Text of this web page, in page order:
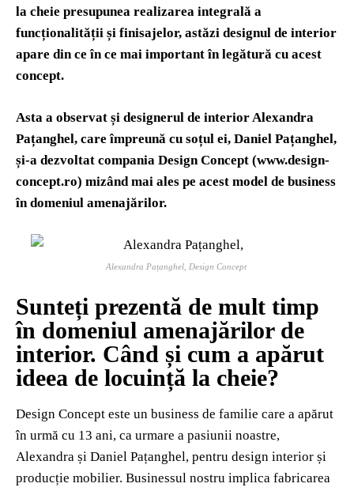
la cheie presupunea realizarea integrală a
funcționalității și finisajelor, astăzi designul de interior
apare din ce în ce mai important în legătură cu acest
concept.
Asta a observat și designerul de interior Alexandra
Pațanghel, care împreună cu soțul ei, Daniel Pațanghel,
și-a dezvoltat compania Design Concept (www.design-
concept.ro) mizând mai ales pe acest model de business
în domeniul amenajărilor.
Alexandra Pațanghel, Design Concept
Sunteți prezentă de mult timp
în domeniul amenajărilor de
interior. Când și cum a apărut
ideea de locuință la cheie?
Design Concept este un business de familie care a apărut
în urmă cu 13 ani, ca urmare a pasiunii noastre,
Alexandra și Daniel Pațanghel, pentru design interior și
producție mobilier. Businessul nostru implica fabricarea